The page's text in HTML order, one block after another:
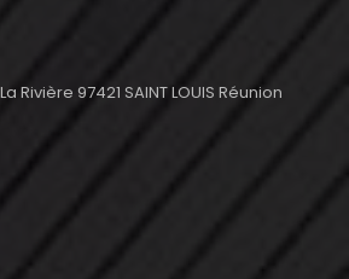
Rivière 97421 SAINT LOUIS Réunion